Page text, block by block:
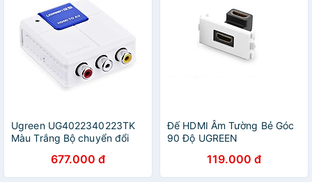
Ugreen UG4022340223TK
Màu Trắng Bộ chuyển đổi
CHÍNH HÃNG677.000 đ
Đế HDMI Âm Tường Bẻ Góc
90 Độ UGREEN
119.000 đ